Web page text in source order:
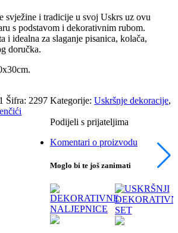
svježine i tradicije u svoj Uskrs uz ovu
s podstavom i dekorativnim rubom.
i idealna za slaganje pisanica, kolača,
doručka.
Šifra: 2297 Kategorije: Uskršnje dekoracije,
Podijeli s prijateljima
Komentari o proizvodu
Moglo bi te još zanimati